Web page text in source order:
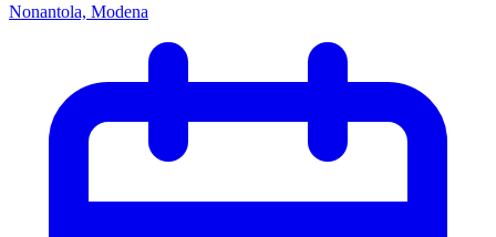
Nonantola, Modena